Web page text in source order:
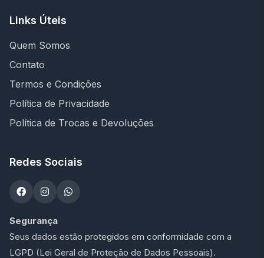
Links Úteis
Quem Somos
Contato
Termos e Condições
Política de Privacidade
Política de Trocas e Devoluções
Redes Sociais
Segurança
Seus dados estão protegidos em conformidade com a
LGPD (Lei Geral de Proteção de Dados Pessoais).